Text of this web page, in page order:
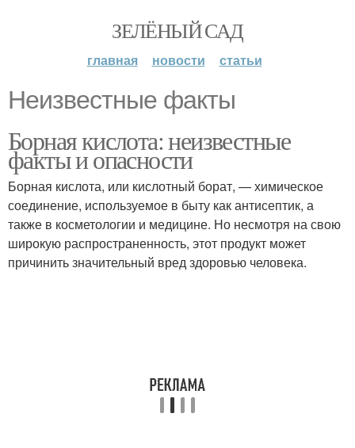
ЗЕЛЁНЫЙ САД
главная новости статьи
Неизвестные факты
Борная кислота: неизвестные
факты и опасности
Борная кислота, или кислотный борат, — химическое
соединение, используемое в быту как антисептик, а
также в косметологии и медицине. Но несмотря на свою
широкую распространенность, этот продукт может
причинить значительный вред здоровью человека.